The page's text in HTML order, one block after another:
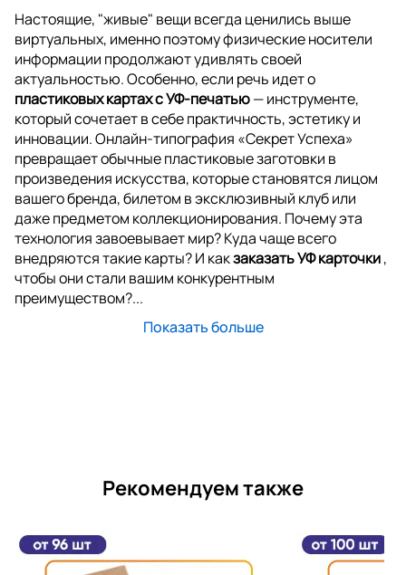
Настоящие, "живые" вещи всегда ценились выше
виртуальных, именно поэтому физические носители
информации продолжают удивлять своей
актуальностью. Особенно, если речь идет о
пластиковых картах с УФ-печатью— инструменте,
который сочетает в себе практичность, эстетику и
инновации. Онлайн-типография «Секрет Успеха»
превращает обычные пластиковые заготовки в
произведения искусства, которые становятся лицом
вашего бренда, билетом в эксклюзивный клуб или
даже предметом коллекционирования. Почему эта
технология завоевывает мир? Куда чаще всего
внедряются такие карты? И какзаказать УФ карточки,
чтобы они стали вашим конкурентным
преимуществом?...
Показать больше
Рекомендуем также